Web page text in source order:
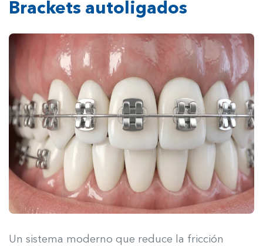
Brackets autoligados
Un sistema moderno que reduce la fricción